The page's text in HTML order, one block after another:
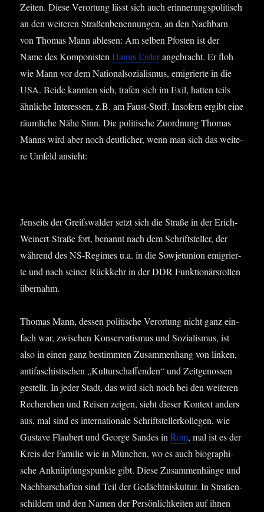
Zei­ten. Die­se Ver­or­tung lässt sich auch erin­ne­rungs­po­li­tisch
an den wei­te­ren Stra­ßen­be­nen­nun­gen, an den Nach­barn
von Tho­mas Mann able­sen: Am sel­ben Pfos­ten ist der
Name des Kom­po­nis­tenHanns Eis­lerange­bracht. Er floh
wie Mann vor dem Natio­nal­so­zia­lis­mus, emi­grier­te in die
USA. Bei­de kann­ten sich, tra­fen sich im Exil, hat­ten teils
ähn­li­che Inter­es­sen, z.B. am Faust-Stoff. Inso­fern ergibt eine
räum­li­che Nähe Sinn. Die poli­ti­sche Zuord­nung Tho­mas
Manns wird aber noch deut­li­cher, wenn man sich das wei­te­
re Umfeld ansieht:
Jen­seits der Greifs­wal­der setzt sich die Stra­ße in der Erich-
Wei­nert-Stra­ße fort, benannt nach dem Schrift­stel­ler, der
wäh­rend des NS-Regimes u.a. in die Sowjet­uni­on emi­grier­
te und nach sei­ner Rück­kehr in der DDR Funk­tio­närs­rol­len
übernahm.
Tho­mas Mann, des­sen poli­ti­sche Ver­or­tung nicht ganz ein­
fach war, zwi­schen Kon­ser­va­tis­mus und Sozia­lis­mus, ist
also in einen ganz bestimm­ten Zusam­men­hang von lin­ken,
anti­fa­schis­ti­schen „Kul­tur­schaf­fen­den“ und Zeit­ge­nos­sen
gestellt. In jeder Stadt, das wird sich noch bei den wei­te­ren
Recher­chen und Rei­sen zei­gen, sieht die­ser Kon­text anders
aus, mal sind es inter­na­tio­na­le Schrift­stel­ler­kol­le­gen, wie
Gust­ave Flau­bert und Geor­ge San­des inRom, mal ist es der
Kreis der Fami­lie wie in Mün­chen, wo es auch bio­gra­phi­
sche Anknüp­fungs­punk­te gibt. Die­se Zusam­men­hän­ge und
Nach­bar­schaf­ten sind Teil der Gedächt­nis­kul­tur. In Stra­ßen­
schil­dern und den Namen der Per­sön­lich­kei­ten auf ihnen